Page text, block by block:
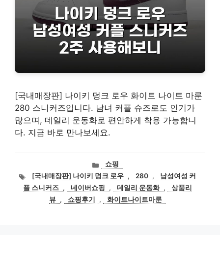
[국내매장판] 나이키 덩크 로우 화이트 나이트 마룬
280 스니커즈입니다. 남녀 커플 슈즈로도 인기가
많으며, 데일리 운동화로 편안하게 착용 가능합니
다. 지금 바로 만나보세요.
카
테
고
리
쇼핑
태
그
[국내매장판] 나이키 덩크 로우 , 280 ,
남성여성 커
플 스니커즈 , 네이버쇼핑 , 데일리 운동화 ,
상품리
뷰 , 쇼핑후기 , 화이트나이트마룬